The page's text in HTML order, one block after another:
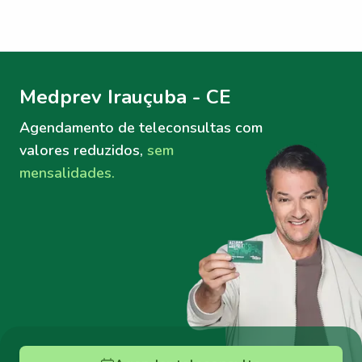
Medprev Irauçuba - CE
Agendamento de teleconsultas com
valores reduzidos, sem
mensalidades.